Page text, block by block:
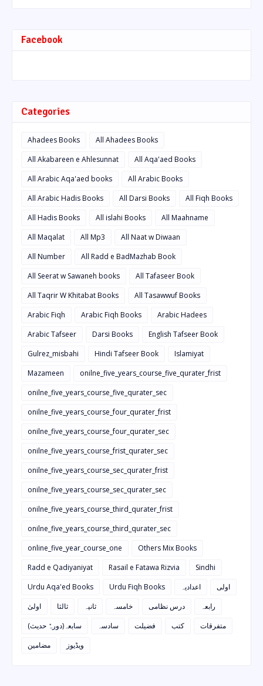
Facebook
Categories
Ahadees Books
All Ahadees Books
All Akabareen e Ahlesunnat
All Aqa'aed Books
All Arabic Aqa'aed books
All Arabic Books
All Arabic Hadis Books
All Darsi Books
All Fiqh Books
All Hadis Books
All islahi Books
All Maahname
All Maqalat
All Mp3
All Naat w Diwaan
All Number
All Radd e BadMazhab Book
All Seerat w Sawaneh books
All Tafaseer Book
All Taqrir W Khitabat Books
All Tasawwuf Books
Arabic Fiqh
Arabic Fiqh Books
Arabic Hadees
Arabic Tafseer
Darsi Books
English Tafseer Book
Gulrez_misbahi
Hindi Tafseer Book
Islamiyat
Mazameen
onilne_five_years_course_five_qurater_frist
onilne_five_years_course_five_qurater_sec
onilne_five_years_course_four_qurater_frist
onilne_five_years_course_four_qurater_sec
onilne_five_years_course_frist_qurater_sec
onilne_five_years_course_sec_qurater_frist
onilne_five_years_course_sec_qurater_sec
onilne_five_years_course_third_qurater_frist
onilne_five_years_course_third_qurater_sec
online_five_year_course_one
Others Mix Books
Radd e Qadiyaniyat
Rasail e Fatawa Rizvia
Sindhi
Urdu Aqa'ed Books
Urdu Fiqh Books اعدادیہ
اولی
اولیٰ
ثالثا ثانیہ خامسہ درس نظامی
رابعہ
سابعہ(دورہٌ حدیث)
سادسہ فضیلت کتب
متفرقات
مضامین
ویڈیوز